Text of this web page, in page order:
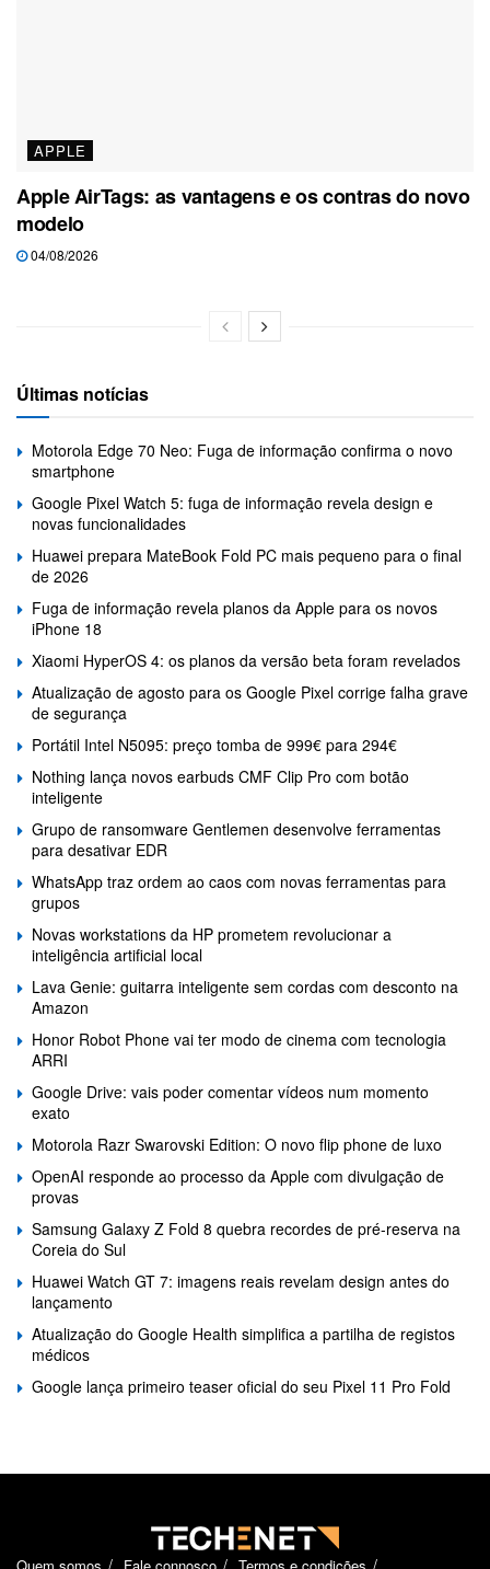
APPLE
Apple AirTags: as vantagens e os contras do novo
modelo
04/08/2026
Últimas notícias
Motorola Edge 70 Neo: Fuga de informação confirma o novo
smartphone
Google Pixel Watch 5: fuga de informação revela design e
novas funcionalidades
Huawei prepara MateBook Fold PC mais pequeno para o final
de 2026
Fuga de informação revela planos da Apple para os novos
iPhone 18
Xiaomi HyperOS 4: os planos da versão beta foram revelados
Atualização de agosto para os Google Pixel corrige falha grave
de segurança
Portátil Intel N5095: preço tomba de 999€ para 294€
Nothing lança novos earbuds CMF Clip Pro com botão
inteligente
Grupo de ransomware Gentlemen desenvolve ferramentas
para desativar EDR
WhatsApp traz ordem ao caos com novas ferramentas para
grupos
Novas workstations da HP prometem revolucionar a
inteligência artificial local
Lava Genie: guitarra inteligente sem cordas com desconto na
Amazon
Honor Robot Phone vai ter modo de cinema com tecnologia
ARRI
Google Drive: vais poder comentar vídeos num momento
exato
Motorola Razr Swarovski Edition: O novo flip phone de luxo
OpenAI responde ao processo da Apple com divulgação de
provas
Samsung Galaxy Z Fold 8 quebra recordes de pré-reserva na
Coreia do Sul
Huawei Watch GT 7: imagens reais revelam design antes do
lançamento
Atualização do Google Health simplifica a partilha de registos
médicos
Google lança primeiro teaser oficial do seu Pixel 11 Pro Fold